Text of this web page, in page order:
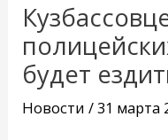
будет
Новости /31 марта
записям